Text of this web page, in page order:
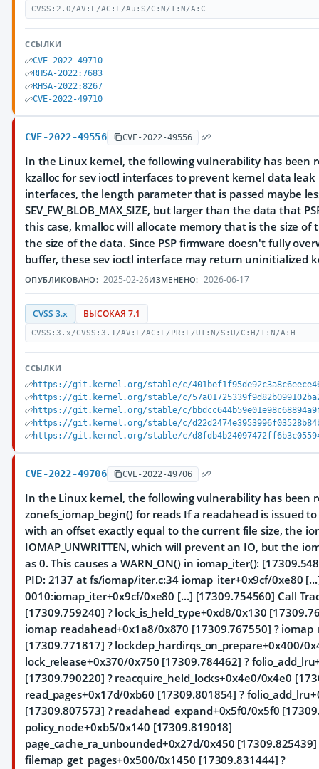
CVSS:2.0/AV:L/AC:L/Au:S/C:N/I:N/A:C
ССЫЛКИ
CVE-2022-49710
RHSA-2022:7683
RHSA-2022:8267
CVE-2022-49710
CVE-2022-49556 CVE-2022-49556
In the Linux kernel, the following vulnerability has been
kzalloc for sev ioctl interfaces to prevent kernel data leak
interfaces, the length parameter that is passed maybe
SEV_FW_BLOB_MAX_SIZE, but larger than the data that
this case, kmalloc will allocate memory that is the size
the size of the data. Since PSP firmware doesn't fully
buffer, these sev ioctl interface may return uninitialized
ОПУБЛИКОВАНО: 2025-02-26ИЗМЕНЕНО: 2026-06-17
CVSS 3.x ВЫСОКАЯ 7.1
CVSS:3.x/CVSS:3.1/AV:L/AC:L/PR:L/UI:N/S:U/C:H/I:N/A:H
ССЫЛКИ
https://git.kernel.org/stable/c/
https://git.kernel.org/stable/c/
https://git.kernel.org/stable/c/
https://git.kernel.org/stable/c/
https://git.kernel.org/stable/c/
CVE-2022-49706 CVE-2022-49706
In the Linux kernel, the following vulnerability has been
zonefs_iomap_begin() for reads If a readahead is issued
with an offset exactly equal to the current file size, the
IOMAP_UNWRITTEN, which will prevent an IO, but the
as 0. This causes a WARN_ON() in iomap_iter():
PID: 2137 at fs/iomap/iter.c:34 iomap_iter+0x9cf/0xe80
0010:iomap_iter+0x9cf/0xe80 [...] [17309.754560] Call
[17309.759240] ? lock_is_held_type+0xd8/0x130
iomap_readahead+0x1a8/0x870 [17309.767550] ?
[17309.771817] ? lockdep_hardirqs_on_prepare+0x400/
lock_release+0x370/0x750 [17309.784462] ?
[17309.790220] ? reacquire_held_locks+0x4e0/0x4e0
read_pages+0x17d/0xb60 [17309.801854] ?
[17309.807573] ? readahead_expand+0x5f0/0x5f0
policy_node+0xb5/0x140 [17309.819018]
page_cache_ra_unbounded+0x27d/0x450 [17309.825439]
filemap_get_pages+0x500/0x1450 [17309.831444] ?